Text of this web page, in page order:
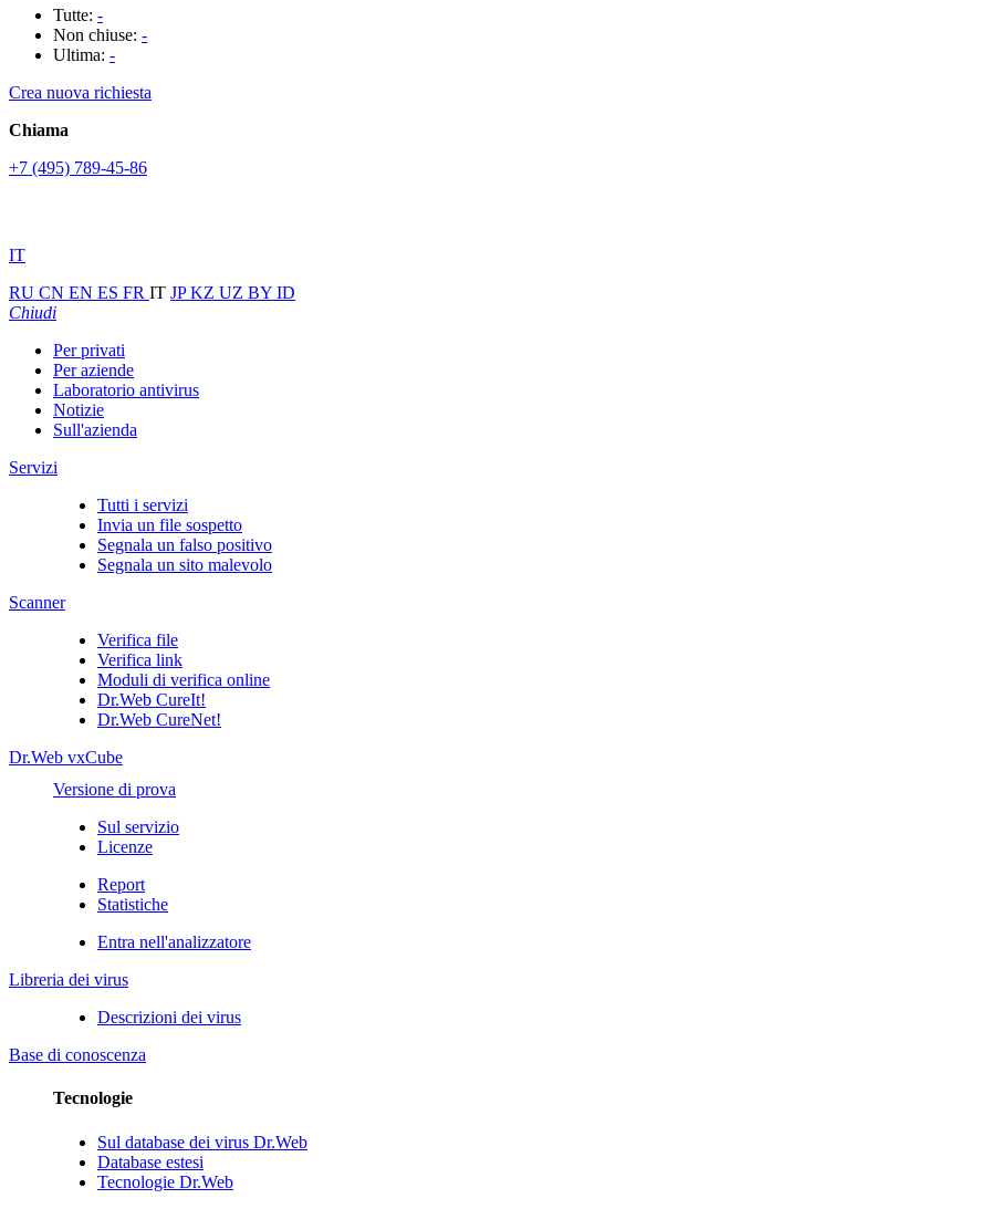
Tutte: -
Non chiuse: -
Ultima: -
Crea nuova richiesta
Chiama
+7 (495) 789-45-86
IT
RU CN EN ES FR IT JPKZ UZ BY ID
Chiudi
Per privati
Per aziende
Laboratorio antivirus
Notizie
Sull'azienda
Servizi
Tutti i servizi
Invia un file sospetto
Segnala un falso positivo
Segnala un sito malevolo
Scanner
Verifica file
Verifica link
Moduli di verifica online
Dr.Web CureIt!
Dr.Web CureNet!
Dr.Web vxCube
Versione di prova
Sul servizio
Licenze
Report
Statistiche
Entra nell'analizzatore
Libreria dei virus
Descrizioni dei virus
Base di conoscenza
Tecnologie
Sul database dei virus Dr.Web
Database estesi
Tecnologie Dr.Web